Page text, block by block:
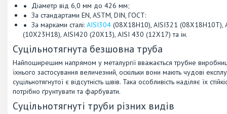
Діаметр від 6,0 мм до 426 мм;
За стандартами EN, ASTM, DIN, ГОСТ:
За марками сталі: AISI304 (08Х18Н10), AISI321 (08Х18Н10Т),
(10Х23Н18), AISI420 (20Х13), AISI 430 (12Х17) та ін.
Суцільнотягнута безшовна труба
Найпоширешим напрямом у металургії вважається трубне
їхнього застосування величезний, оскільки вони мають чудові
суцільнотягнутої є відсутність швів. Така особливість наділяє їх
потрібно ґрунтувати та фарбувати.
Суцільнотягнуті труби різних видів